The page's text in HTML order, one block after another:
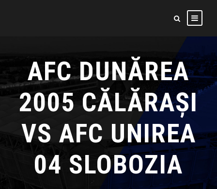
AFC DUNĂREA
2005 CĂLĂRAȘI
VS AFC UNIREA
04 SLOBOZIA